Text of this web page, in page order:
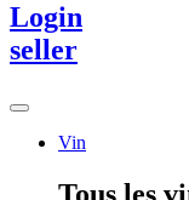
Login
seller
Vin